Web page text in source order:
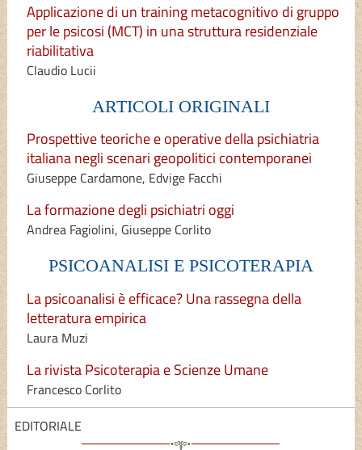
Applicazione di un training metacognitivo di gruppo
per le psicosi (MCT) in una struttura residenziale
riabilitativa
Claudio Lucii
ARTICOLI ORIGINALI
Prospettive teoriche e operative della psichiatria
italiana negli scenari geopolitici contemporanei
Giuseppe Cardamone, Edvige Facchi
La formazione degli psichiatri oggi
Andrea Fagiolini, Giuseppe Corlito
PSICOANALISI E PSICOTERAPIA
La psicoanalisi è efficace? Una rassegna della
letteratura empirica
Laura Muzi
La rivista Psicoterapia e Scienze Umane
Francesco Corlito
EDITORIALE